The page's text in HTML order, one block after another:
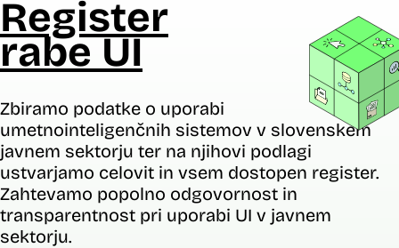
Register
rabe UI
Zbiramo podatke o uporabi
umetnointeligenčnih sistemov v slovenskem
javnem sektorju ter na njihovi podlagi
ustvarjamo celovit in vsem dostopen register.
Zahtevamo popolno odgovornost in
transparentnost pri uporabi UI v javnem
sektorju.